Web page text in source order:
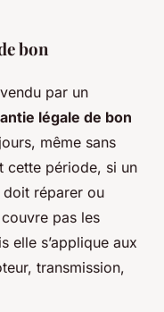
bon
par un
légale de bon
même sans
cette période, si un
réparer ou
pas les
elle s’applique aux
transmission,